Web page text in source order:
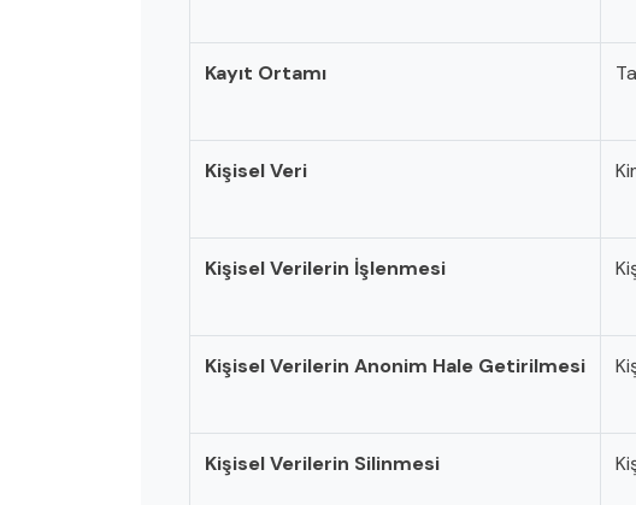
Kayıt Ortamı
Kişisel Veri
Kişisel Verilerin İşlenmesi
Kişisel Verilerin Anonim Hale Getirilmesi
Kişisel Verilerin Silinmesi